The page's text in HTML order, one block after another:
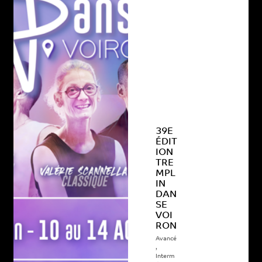
39E
ÉDIT
ION
TRE
MPL
IN
DAN
SE
VOI
RON
Avancé
,
Interm